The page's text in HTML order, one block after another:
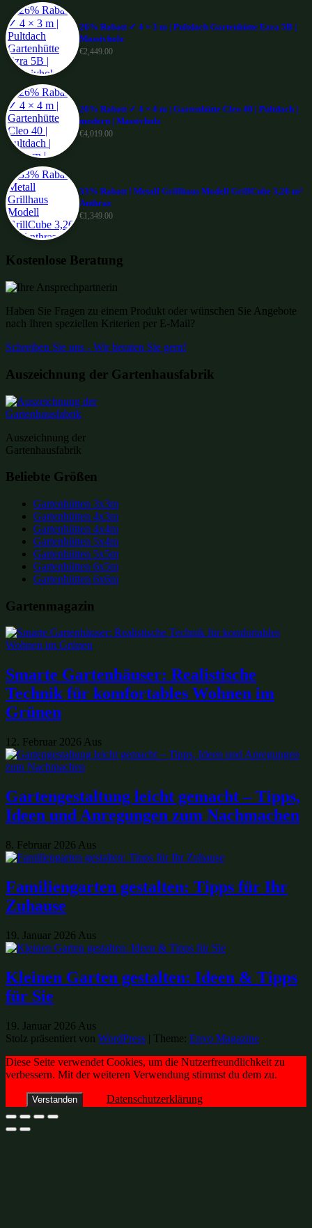
26% Rabatt ✓ 4 × 3 m | Pultdach Gartenhütte Ezra 5B |
Massivholz
€2,449.00
26% Rabatt ✓ 4 × 4 m | Gartenhütte Cleo 40 | Pultdach |
modern | Massivholz
€4,019.00
33% Rabatt ! Metall Grillhaus Modell GrillCube 3,26 m²
Anthraz
€1,349.00
Kostenlose Beratung
Haben Sie Fragen zu einem Produkt oder wünschen Sie Angebote
nach Ihren speziellen Kriterien per E-Mail?
Schreiben Sie uns - Wir beraten Sie gern!
Auszeichnung der Gartenhausfabrik
Auszeichnung der
Gartenhausfabrik
Beliebte Größen
Gartenhütten 3x3m
Gartenhütten 4x3m
Gartenhütten 4x4m
Gartenhütten 5x4m
Gartenhütten 5x5m
Gartenhütten 6x5m
Gartenhütten 6x6m
Gartenmagazin
Smarte Gartenhäuser: Realistische
Technik für komfortables Wohnen im
Grünen
12. Februar 2026 Aus
Gartengestaltung leicht gemacht – Tipps,
Ideen und Anregungen zum Nachmachen
8. Februar 2026 Aus
Familiengarten gestalten: Tipps für Ihr
Zuhause
19. Januar 2026 Aus
Kleinen Garten gestalten: Ideen & Tipps
für Sie
19. Januar 2026 Aus
Stolz präsentiert von WordPress | Theme: Envo Magazine
Diese Seite verwendet Cookies, um die Nutzerfreundlichkeit zu
verbessern. Mit der weiteren Verwendung stimmst du dem zu.
Verstanden Datenschutzerklärung